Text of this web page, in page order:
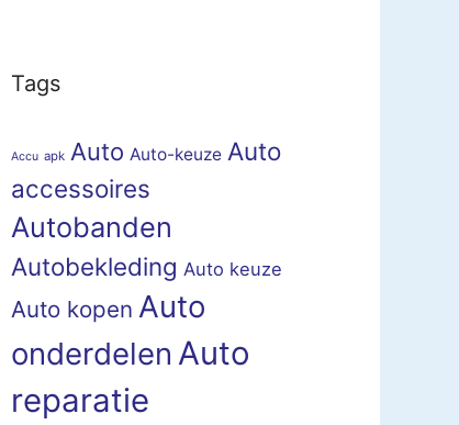
Tags
Accu apk Auto Auto-keuze Auto
accessoires
Autobanden
Autobekleding Auto keuze
Auto kopen Auto
onderdelen Auto
reparatie